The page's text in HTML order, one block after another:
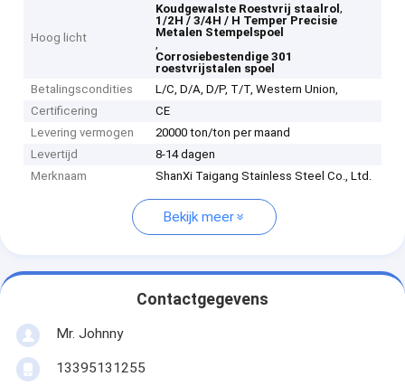
Hoog licht
Koudgewalste Roestvrij staalrol,
1/2H / 3/4H / H Temper Precisie
Metalen Stempelspoel
,
Corrosiebestendige 301
roestvrijstalen spoel
Betalingscondities
L/C, D/A, D/P, T/T, Western Union,
Certificering
CE
Levering vermogen
20000 ton/ton per maand
Levertijd
8-14 dagen
Merknaam
ShanXi Taigang Stainless Steel Co., Ltd.
Bekijk meer
Contactgegevens
Mr. Johnny
13395131255